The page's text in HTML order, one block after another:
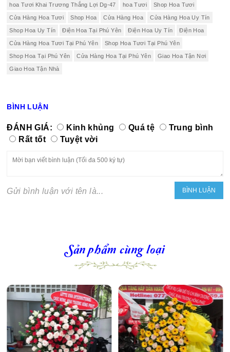
hoa Tươi Khai Trương Thắng Lợi Dg-47 hoa Tươi Shop Hoa Tươi
Cửa Hàng Hoa Tươi Shop Hoa Cửa Hàng Hoa Cửa Hàng Hoa Uy Tín
Shop Hoa Uy Tín Điện Hoa Tại Phú Yên Điện Hoa Uy Tín Điện Hoa
Cửa Hàng Hoa Tươi Tại Phú Yên Shop Hoa Tươi Tại Phú Yên
Shop Hoa Tại Phú Yên Cửa Hàng Hoa Tại Phú Yên Giao Hoa Tận Nơi
Giao Hoa Tận Nhà
BÌNH LUẬN
ĐÁNH GIÁ: Kinh khủng Quá tệ
Trung bình
Rất tốt
Tuyệt vời
Gửi bình luận với tên là...
Sản phẩm cùng loại